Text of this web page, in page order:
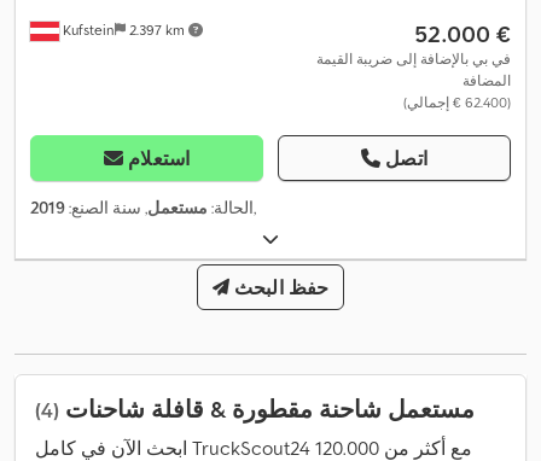
Kufstein 2.397 km ‏52.000 €
في بي بالإضافة إلى ضريبة القيمة
المضافة
(‏62.400 € إجمالي)
استعلام اتصل
الحالة: مستعمل, سنة الصنع:2019 ,
حفظ البحث
مستعمل شاحنة مقطورة & قافلة شاحنات (4)
ابحث الآن في كامل TruckScout24 مع أكثر من 120.000